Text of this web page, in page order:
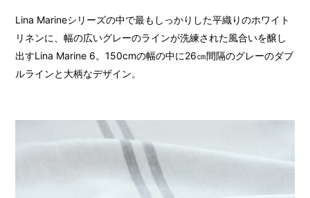
Lina Marineシリーズの中で最もしっかりした平織りのホワイト
リネンに、幅の広いグレーのラインが洗練された風合いを醸し
出すLina Marine 6。150cmの幅の中に26㎝間隔のグレーのダブ
ルラインと大柄なデザイン。